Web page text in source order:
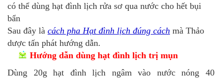
có thể dùng hạt đình lịch rửa sơ qua nước cho hết bụi
bẩn
Sau đây là cách pha Hạt đình lịch đúng cách mà Thảo
dược tấn phát hướng dẫn.
Hướng dẫn dùng hạt đình lịch trị mụn
Dùng 20g hạt đình lịch ngâm vào nước nóng 40